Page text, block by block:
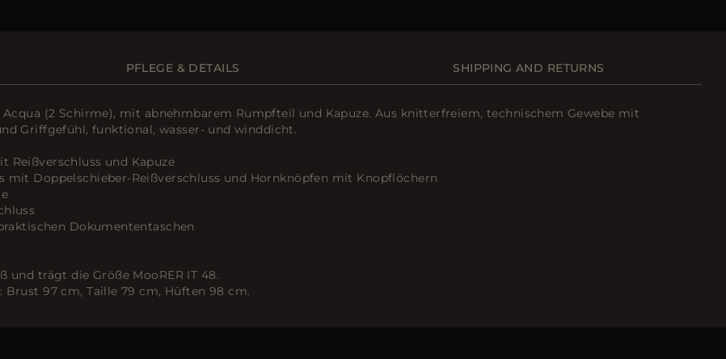
PFLEGE & DETAILS SHIPPING AND RETURNS
(2 Schirme), mit abnehmbarem Rumpfteil und Kapuze. Aus knitterfreiem, technischem Gewebe mit
Griffgefühl, funktional, wasser- und winddicht.
Reißverschluss und Kapuze
mit Doppelschieber-Reißverschluss und Hornknöpfen mit Knopflöchern
Dokumententaschen
und trägt die Größe MooRER IT 48.
Brust 97 cm, Taille 79 cm, Hüften 98 cm.